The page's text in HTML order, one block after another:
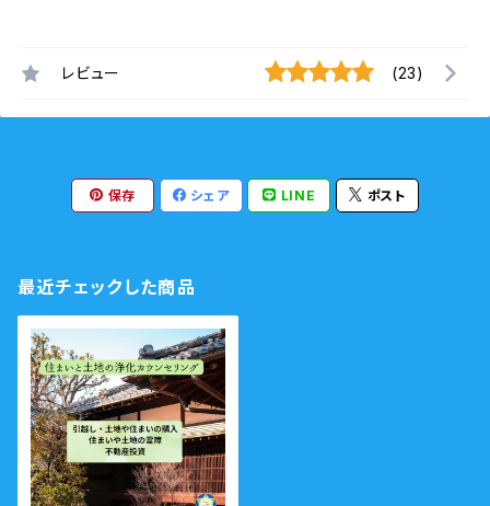
レビュー (23)
保存 シェア LINE ポスト
最近チェックした商品